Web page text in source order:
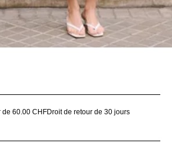
de 60.00 CHFDroit de retour de 30 jours